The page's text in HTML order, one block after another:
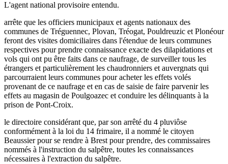
L'agent national provisoire entendu.
arrête que les officiers municipaux et agents nationaux des
communes de Tréguennec, Plovan, Tréogat, Pouldreuzic et Plonéour
feront des visites domiciliaires dans l'étendue de leurs communes
respectives pour prendre connaissance exacte des dilapidations et
vols qui ont pu être faits dans ce naufrage, de surveiller tous les
étrangers et particulièrement les chaudronniers et auvergnats qui
parcourraient leurs communes pour acheter les effets volés
provenant de ce naufrage et en cas de saisie de faire parvenir les
effets au magasin de Poulgoazec et conduire les délinquants à la
prison de Pont-Croix.
le directoire considérant que, par son arrêté du 4 pluviôse
conformément à la loi du 14 frimaire, il a nommé le citoyen
Beaussier pour se rendre à Brest pour prendre, des commissaires
nommés à l'instruction du salpêtre, toutes les connaissances
nécessaires à l'extraction du salpêtre.